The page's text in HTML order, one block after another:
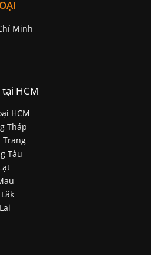
Minh
HCM
HCM
Tháp
Trang
Tàu